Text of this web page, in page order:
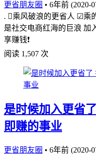
更省朋友圈 • 6年前 (2020-
. 乘风破浪的更省人 ☑乘
是社交电商红海的巨浪 加
享赚钱❗
阅读 1,507 次
是时候加入更省
即赚的事业
更省朋友圈 • 6年前 (2020-